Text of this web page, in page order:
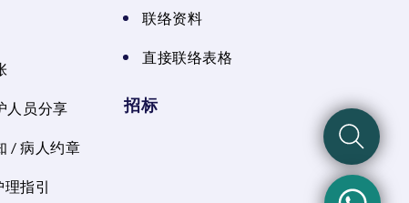
人员分享
/ 病人约章
指引
联络资料
直接联络表格
招标